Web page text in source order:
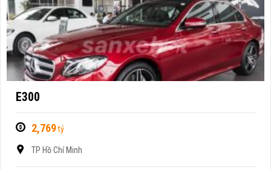
E300
2,769tỷ
TP Hồ Chí Minh